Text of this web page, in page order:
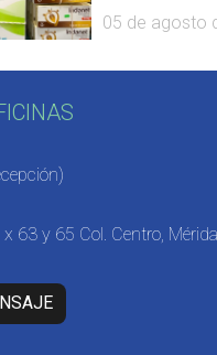
05 de agosto
63 y 65 Col. Centro,